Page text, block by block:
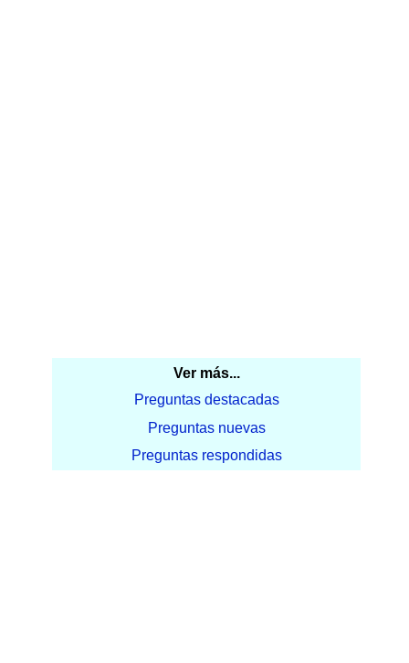
Ver más...
Preguntas destacadas
Preguntas nuevas
Preguntas respondidas